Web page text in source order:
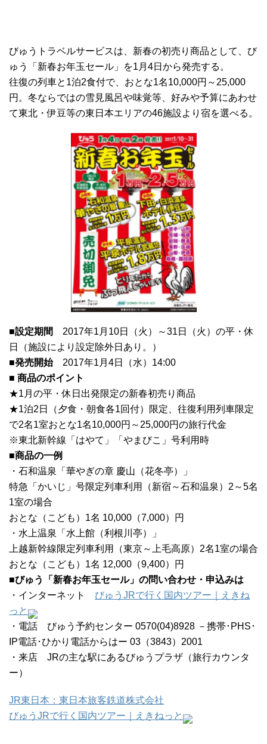
びゅうトラベルサービスは、新春の初売り商品として、び
ゅう「新春お年玉セール」を1月4日から発売する。
往復の列車と1泊2食付で、おとな1名10,000円～25,000
円。冬ならではの雪見風呂や味覚等、好みや予算にあわせ
て東北・伊豆等の東日本エリアの46施設より宿を選べる。
■設定期間
2017年1月10日（火）～31日（火）の平・休
日（施設により設定除外日あり。）
■発売開始2017年1月4日（水）14:00
■ 商品のポイント
★1月の平・休日出発限定の新春初売り商品
★1泊2日（夕食・朝食各1回付）限定、往復利用列車限定
で2名1室おとな1名10,000円～25,000円の旅行代金
※東北新幹線「はやて」「やまびこ」号利用時
■商品の一例
・石和温泉「華やぎの章 慶山（花冬亭）」
特急「かいじ」号限定列車利用（新宿～石和温泉）2～5名
1室の場合
おとな（こども）1名 10,000（7,000）円
・水上温泉「水上館（利根川亭）」
上越新幹線限定列車利用（東京～上毛高原）2名1室の場合
おとな（こども）1名 12,000（9,400）円
■びゅう「新春お年玉セール」の問い合わせ・申込みは
・インターネット びゅうJRで行く国内ツアー｜えきね
っと
・電話 びゅう予約センター 0570(04)8928 －携帯･PHS･
IP電話･ひかり電話からはー 03（3843）2001
・来店 JRの主な駅にあるびゅうプラザ（旅行カウンタ
ー）
JR東日本：東日本旅客鉄道株式会社
びゅうJRで行く国内ツアー｜えきねっと